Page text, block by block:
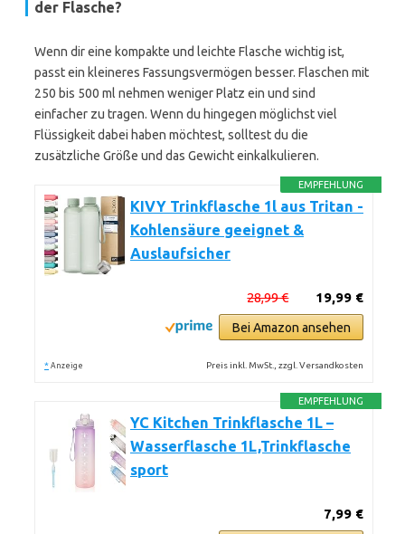
der Flasche?
Wenn dir eine kompakte und leichte Flasche wichtig ist,
passt ein kleineres Fassungsvermögen besser. Flaschen mit
250 bis 500 ml nehmen weniger Platz ein und sind
einfacher zu tragen. Wenn du hingegen möglichst viel
Flüssigkeit dabei haben möchtest, solltest du die
zusätzliche Größe und das Gewicht einkalkulieren.
EMPFEHLUNG
KIVY Trinkflasche 1l aus Tritan -
Kohlensäure geeignet &
Auslaufsicher
19,99 €
28,99 €
Bei Amazon ansehen
* Anzeige Preis inkl. MwSt., zzgl. Versandkosten
EMPFEHLUNG
YC Kitchen Trinkflasche 1L –
Wasserflasche 1L,Trinkflasche
sport
7,99 €